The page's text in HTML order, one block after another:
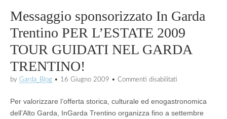
Messaggio sponsorizzato In Garda
Trentino PER L’ESTATE 2009
TOUR GUIDATI NEL GARDA
TRENTINO!
by Garda_Blog • 16 Giugno 2009 • Commenti disabilitati
In
Garda
Per valorizzare l’offerta storica, culturale ed enogastronomica
dell’Alto Garda, InGarda Trentino organizza fino a settembre